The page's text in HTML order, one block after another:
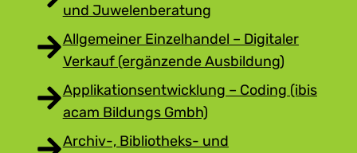
und Juwelenberatung
Allgemeiner Einzelhandel – Digitaler
Verkauf (ergänzende Ausbildung)
Applikationsentwicklung – Coding (ibis
acam Bildungs Gmbh)
Archiv-, Bibliotheks- und